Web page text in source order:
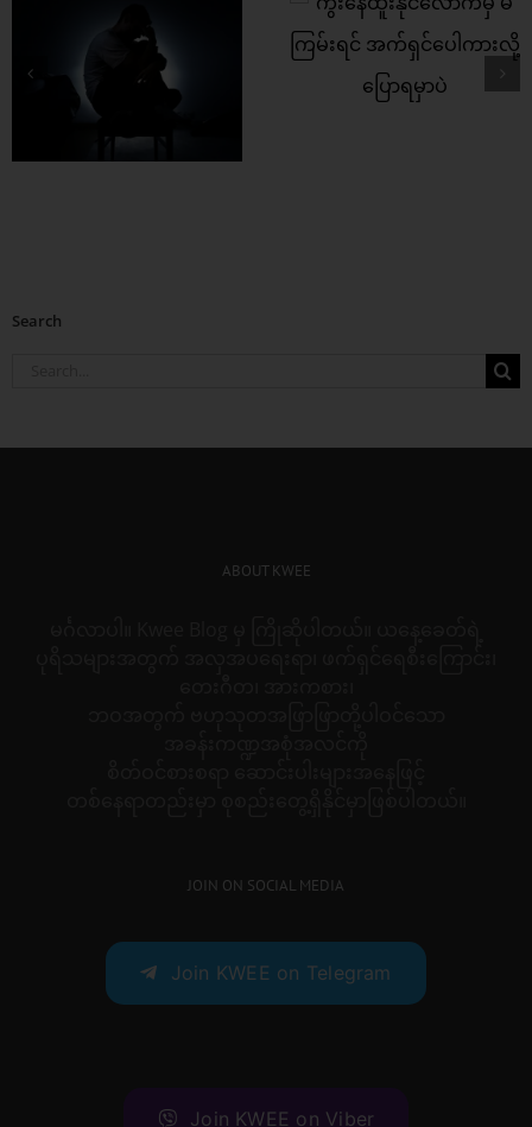
လောက်မှ မကြမ်းရင်
အက်ရှင်ပေါကားလို့
Search
ABOUT KWEE
JOIN ON SOCIAL MEDIA
Join KWEE on Telegram
Join KWEE on Viber